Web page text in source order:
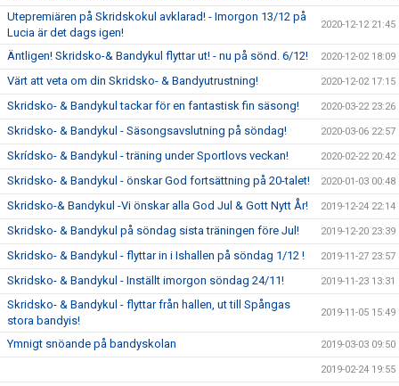
Utepremiären på Skridskokul avklarad! - Imorgon 13/12 på
Lucia är det dags igen!
2020-12-12 21:45
Äntligen! Skridsko-& Bandykul flyttar ut! - nu på sönd. 6/12! 2020-12-02 18:09
Värt att veta om din Skridsko- & Bandyutrustning! 2020-12-02 17:15
Skridsko- & Bandykul tackar för en fantastisk fin säsong! 2020-03-22 23:26
Skridsko- & Bandykul - Säsongsavslutning på söndag! 2020-03-06 22:57
Skrídsko- & Bandykul - träning under Sportlovs veckan! 2020-02-22 20:42
Skridsko- & Bandykul - önskar God fortsättning på 20-talet! 2020-01-03 00:48
Skridsko-& Bandykul -Vi önskar alla God Jul & Gott Nytt År! 2019-12-24 22:14
Skridsko- & Bandykul på söndag sista träningen före Jul! 2019-12-20 23:39
Skridsko- & Bandykul - flyttar in i Ishallen på söndag 1/12 ! 2019-11-27 23:57
Skridsko- & Bandykul - Inställt imorgon söndag 24/11! 2019-11-23 13:31
Skridsko- & Bandykul - flyttar från hallen, ut till Spångas
stora bandyis!
2019-11-05 15:49
Ymnigt snöande på bandyskolan 2019-03-03 09:50
2019-02-24 19:55